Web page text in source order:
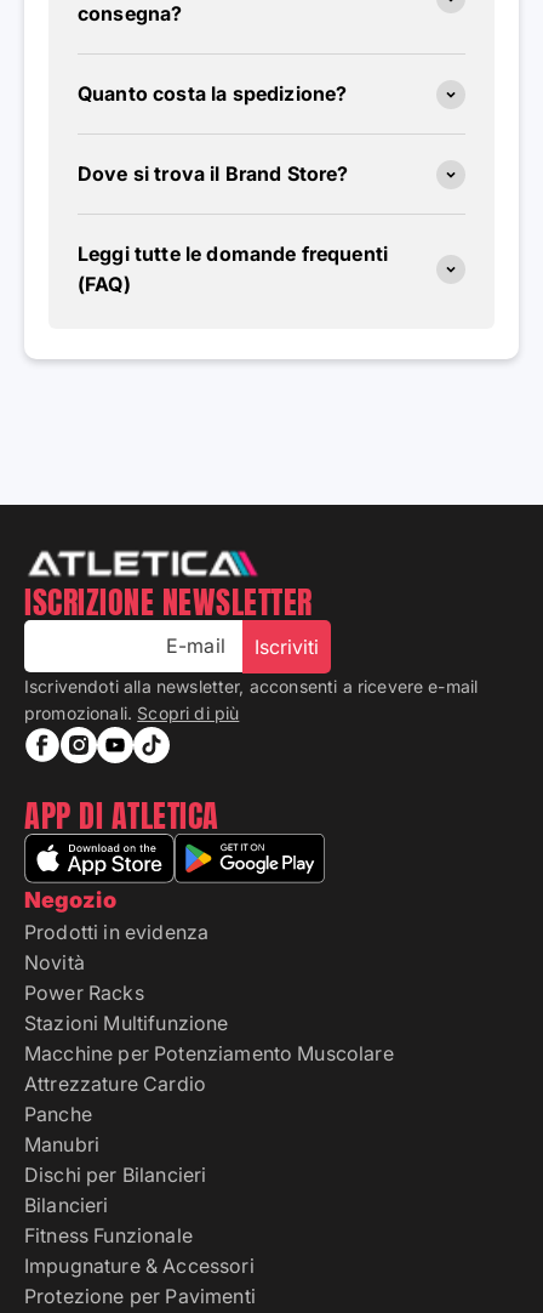
consegna?
Quanto costa la spedizione?
Dove si trova il Brand Store?
Leggi tutte le domande frequenti
(FAQ)
Negozio
Prodotti in evidenza
Novità
Power Racks
Stazioni Multifunzione
Macchine per Potenziamento Muscolare
Attrezzature Cardio
Panche
Manubri
Dischi per Bilancieri
Bilancieri
Fitness Funzionale
Impugnature & Accessori
Protezione per Pavimenti
ISCRIZIONE NEWSLETTER
E-mail Iscriviti
Iscrivendoti alla newsletter, acconsenti a ricevere e-mail
promozionali. Scopri di più
APP DI ATLETICA